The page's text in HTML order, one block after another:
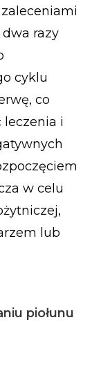
razy
cyklu
co
leczenia i
w celu
lub
piołunu